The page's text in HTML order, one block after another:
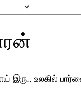
இரு.. உலகில்